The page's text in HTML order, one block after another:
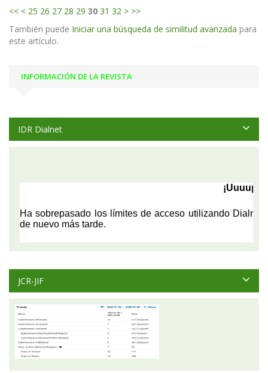
<< < 25 26 27 28 29 30 31 32 > >>
También puede Iniciar una búsqueda de similitud avanzada para
este artículo.
INFORMACIÓN DE LA REVISTA
IDR Dialnet
JCR-JIF